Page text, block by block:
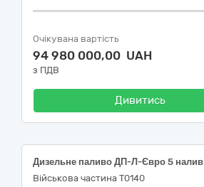
Очікувана вартість
94 980 000,00 UAH
з ПДВ
Дивитись
Дизельне паливо ДП-Л-Євро 5 налив
Військова частина Т0140